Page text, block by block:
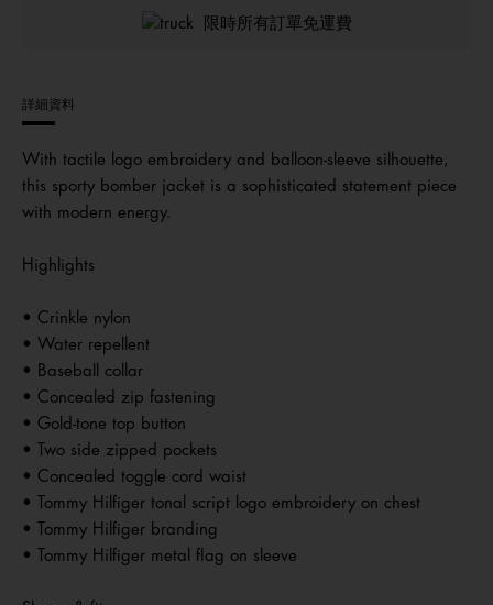
限時所有訂單免運費
詳細資料
With tactile logo embroidery and balloon-sleeve silhouette,
this sporty bomber jacket is a sophisticated statement piece
with modern energy.
Highlights
• Crinkle nylon
• Water repellent
• Baseball collar
• Concealed zip fastening
• Gold-tone top button
• Two side zipped pockets
• Concealed toggle cord waist
• Tommy Hilfiger tonal script logo embroidery on chest
• Tommy Hilfiger branding
• Tommy Hilfiger metal flag on sleeve